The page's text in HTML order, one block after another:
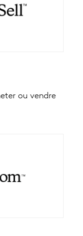
ou vendre